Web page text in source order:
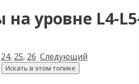
уровне L4-
24, 25, 26 Следующий